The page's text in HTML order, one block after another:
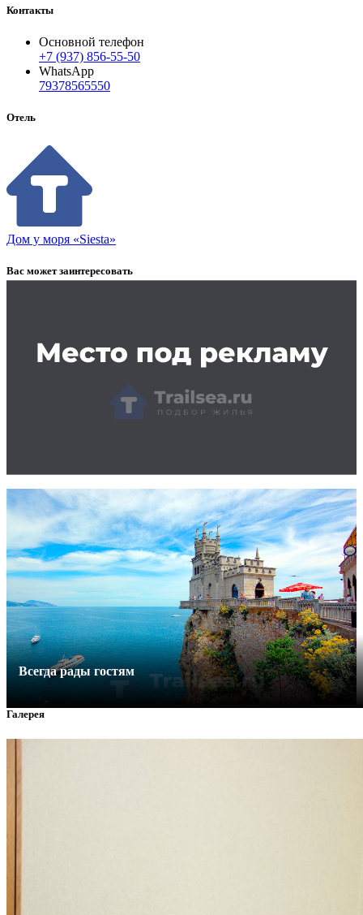
Контакты
Основной телефон
+7 (937) 856-55-50
WhatsApp
79378565550
Отель
Дом у моря «Siesta»
Вас может заинтересовать
Всегда рады гостям
Галерея